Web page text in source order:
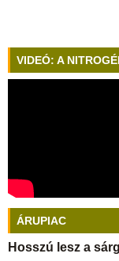
VIDEÓ: A
ÁRUPIAC
Hosszú lesz a